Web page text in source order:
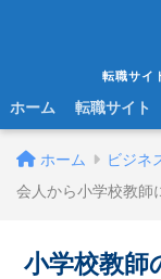
転職サイ
ホーム 転職サイト
ホーム ビジネ
会人から小学校教師
小学校教師